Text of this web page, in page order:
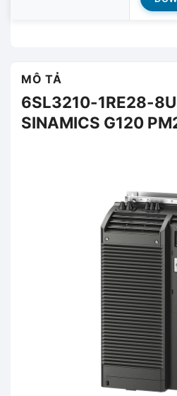
MÔ TẢ
6SL3210-1RE28-
SINAMICS G120